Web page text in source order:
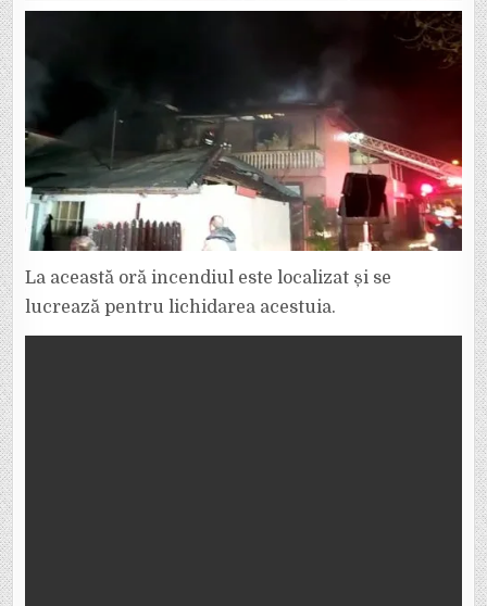
La această oră incendiul este localizat și se
lucrează pentru lichidarea acestuia.